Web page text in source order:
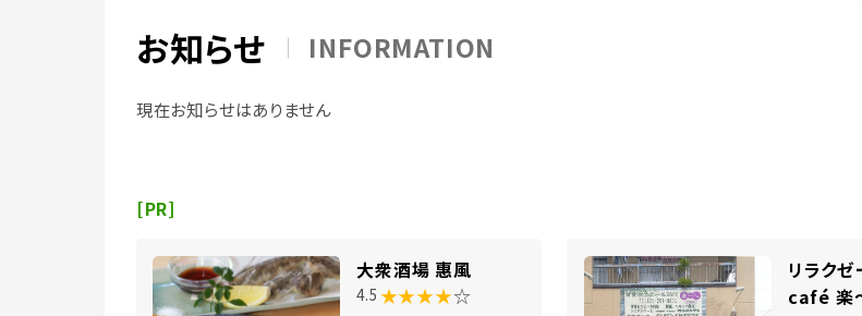
お知らせ INFORMATION
現在お知らせはありません
[PR]
大衆酒場 惠風
4.5 ★★★★☆
リラクゼ
café 楽